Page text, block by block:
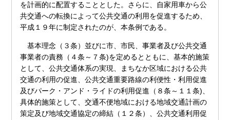
を計画的に配置することとした。さらに、自家用車から公
共交通への転換によって公共交通の利用を促進するため、
平成１９年に制定されたのが、本条例である。
基本理念（３条）並びに市、市民、事業者及び公共交通
事業者の責務（４条～７条)を定めるとともに、基本的施策
として、公共交通体系の実現、まちなか区域における公共
交通の利用の促進、公共交通重要路線の利便性・利用促進
及びパーク・アンド・ライドの利用促進（８条～１１条)、
具体的施策として、交通不便地域における地域交通計画の
策定及び地域交通協定の締結（１２条）、公共交通利用促